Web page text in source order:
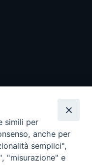
simili per
anche per
semplici",
"misurazione" e